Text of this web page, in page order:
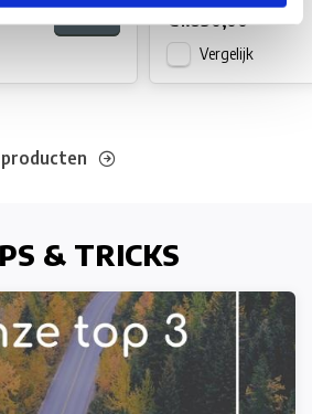
€1.850,00
Vergelijk
& TRICKS